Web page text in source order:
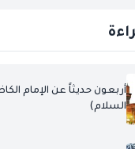
أربعون حديثاً عن الإمام
السلام)